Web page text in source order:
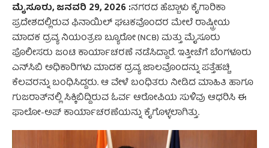
ಮೈಸೂರು, ಜನವರಿ 29, 2026 :ನಗರದ ಹೆಬ್ಬಾಳು ಕೈಗಾರಿಕಾ
ಪ್ರದೇಶದಲ್ಲಿರುವ ಫಿನಾಯಿಲ್ ಘಟಕವೊಂದರ ಮೇಲೆ ರಾಷ್ಟ್ರೀಯ
ಮಾದಕ ದ್ರವ್ಯ ನಿಯಂತ್ರಣ ಬ್ಯೂರೋ (NCB) ಮತ್ತು ಮೈಸೂರು
ಪೊಲೀಸರು ಜಂಟಿ ಕಾರ್ಯಾಚರಣೆ ನಡೆಸಿದ್ದಾರೆ. ಇತ್ತೀಚೆಗೆ ಬೆಂಗಳೂರು
ಎನ್‌ಸಿಬಿ ಅಧಿಕಾರಿಗಳು ಮಾದಕ ದ್ರವ್ಯ ಜಾಲವೊಂದನ್ನು ಪತ್ತೆಹಚ್ಚಿ
ಕೆಲವರನ್ನು ಬಂಧಿಸಿದ್ದರು. ಆ ವೇಳೆ ಬಂಧಿತರು ನೀಡಿದ ಮಾಹಿತಿ ಹಾಗೂ
ಗುಜರಾತ್‌ನಲ್ಲಿ ಸಿಕ್ಕಿಬಿದ್ದಿರುವ ಓರ್ವ ಆರೋಪಿಯ ಸುಳಿವು ಆಧರಿಸಿ ಈ
ಫಾಲೋ-ಅಪ್ ಕಾರ್ಯಾಚರಣೆಯನ್ನು ಕೈಗೊಳ್ಳಲಾಗಿತ್ತು.